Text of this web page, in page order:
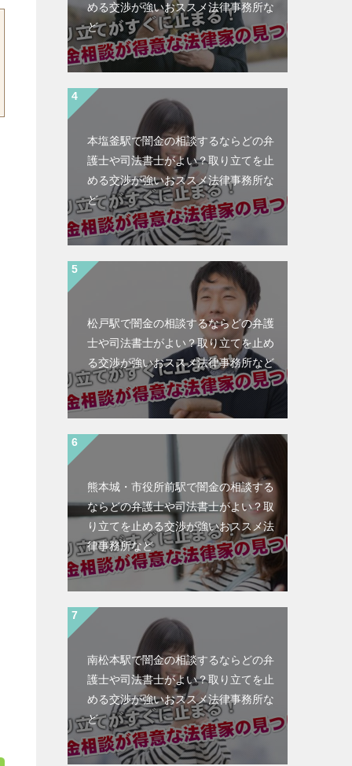
める交渉が強いおススメ法律事務所な
ど
本塩釜駅で闇金の相談するならどの弁
護士や司法書士がよい？取り立てを止
める交渉が強いおススメ法律事務所な
ど
松戸駅で闇金の相談するならどの弁護
士や司法書士がよい？取り立てを止め
る交渉が強いおススメ法律事務所など
熊本城・市役所前駅で闇金の相談する
ならどの弁護士や司法書士がよい？取
り立てを止める交渉が強いおススメ法
律事務所など
南松本駅で闇金の相談するならどの弁
護士や司法書士がよい？取り立てを止
める交渉が強いおススメ法律事務所な
ど